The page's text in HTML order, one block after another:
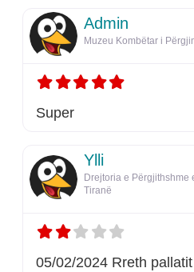
Admin
Muzeu Kombëtar i
Super
Ylli
Drejtoria e Përgjithshme
Tiranë
05/02/2024 Rreth